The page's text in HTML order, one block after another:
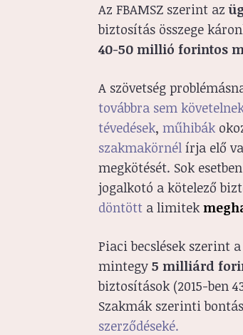
Az FBAMSZ szerint az
biztosítás összege
40-50 millió forintos
A szövetség
továbbra sem
tévedések, műhibák
szakmakörnél írja elő
megkötését. Sok
jogalkotó a kötelező
döntött a limitek
Piaci becslések szerint a
mintegy 5 milliárd
biztosítások (2015-ben
Szakmák szerinti
szerződéseké.